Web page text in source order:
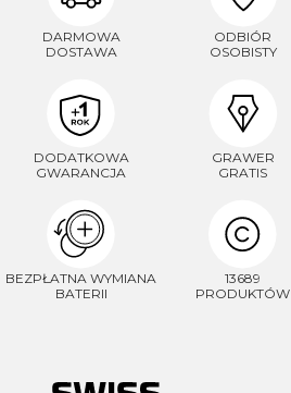
DARMOWA
DOSTAWA
ODBIÓR
OSOBISTY
DODATKOWA
GWARANCJA
GRAWER
GRATIS
BEZPŁATNA WYMIANA
BATERII
13689
PRODUKTÓW